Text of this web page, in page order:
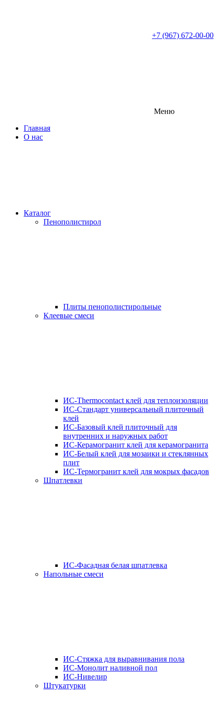
+7 (967) 672-00-00
Меню
Главная
О нас
Каталог
Пенополистирол
Плиты пенополистирольные
Клеевые смеси
ИС-Thermocontact клей для теплоизоляции
ИС-Стандарт универсальный плиточный
клей
ИС-Базовый клей плиточный для
внутренних и наружных работ
ИС-Керамогранит клей для керамогранита
ИС-Белый клей для мозаики и стеклянных
плит
ИС-Термогранит клей для мокрых фасадов
Шпатлевки
ИС-Фасадная белая шпатлевка
Напольные смеси
ИС-Стяжка для выравнивания пола
ИС-Монолит наливной пол
ИС-Нивелир
Штукатурки